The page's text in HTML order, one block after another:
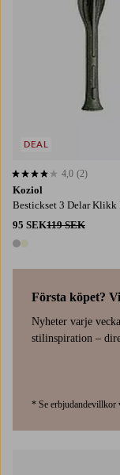
Koziol
Bestickset 3 Delar Klikk
95 SEK119 SEK
2 färger
4,0 baserat på 2 st betyg
4,0 (2)
DEAL
Första köpet?
Nyheter varje
stilinspiration –
* Se erbjudandevillkor